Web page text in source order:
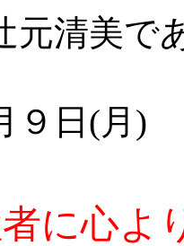
元清美で
９日(月)
に心よ